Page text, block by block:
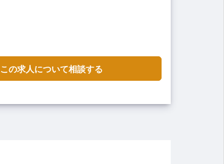
この求人について相談する